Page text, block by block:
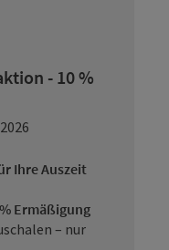
- 10 %
Ihre Auszeit
Ermäßigung
– nur